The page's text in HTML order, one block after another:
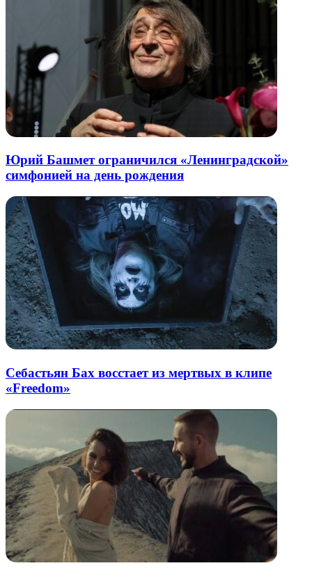
Юрий Башмет ограничился «Ленинградской»
симфонией на день рождения
Себастьян Бах восстает из мертвых в клипе
«Freedom»